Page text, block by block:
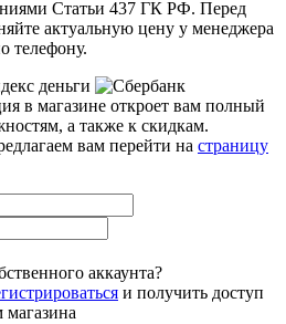
Статьи 437 ГК РФ. Перед
актуальную цену у менеджера
телефону.
в магазине откроет вам полный
а также к скидкам.
вам перейти на страницу
аккаунта?
и получить доступ
магазина